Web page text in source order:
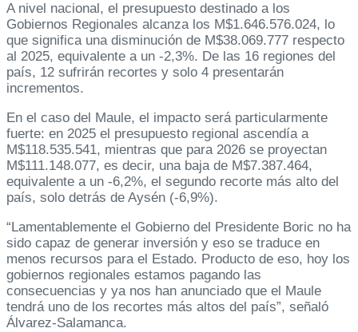
A nivel nacional, el presupuesto destinado a los
Gobiernos Regionales alcanza los M$1.646.576.024, lo
que significa una disminución de M$38.069.777 respecto
al 2025, equivalente a un -2,3%. De las 16 regiones del
país, 12 sufrirán recortes y solo 4 presentarán
incrementos.
En el caso del Maule, el impacto será particularmente
fuerte: en 2025 el presupuesto regional ascendía a
M$118.535.541, mientras que para 2026 se proyectan
M$111.148.077, es decir, una baja de M$7.387.464,
equivalente a un -6,2%, el segundo recorte más alto del
país, solo detrás de Aysén (-6,9%).
“Lamentablemente el Gobierno del Presidente Boric no ha
sido capaz de generar inversión y eso se traduce en
menos recursos para el Estado. Producto de eso, hoy los
gobiernos regionales estamos pagando las
consecuencias y ya nos han anunciado que el Maule
tendrá uno de los recortes más altos del país”, señaló
Álvarez-Salamanca.